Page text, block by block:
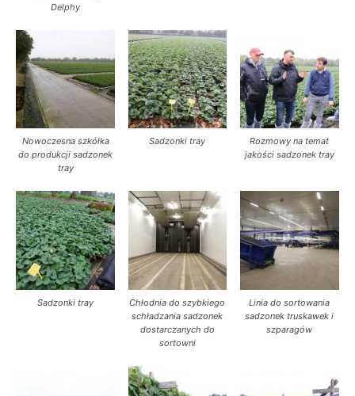
Delphy
Nowoczesna szkółka
do produkcji sadzonek
tray
Sadzonki tray
Rozmowy na temat
jakości sadzonek tray
Sadzonki tray
Chłodnia do szybkiego
schładzania sadzonek
dostarczanych do
sortowni
Linia do sortowania
sadzonek truskawek i
szparagów